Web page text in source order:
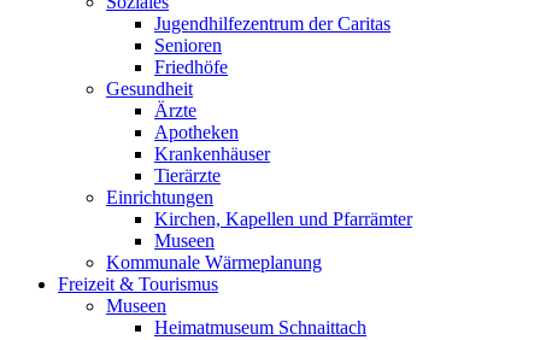
Jugendhilfezentrum der Caritas
Senioren
Friedhöfe
Gesundheit
Ärzte
Apotheken
Krankenhäuser
Tierärzte
Einrichtungen
Kirchen, Kapellen und Pfarrämter
Museen
Kommunale Wärmeplanung
Freizeit & Tourismus
Museen
Heimatmuseum Schnaittach